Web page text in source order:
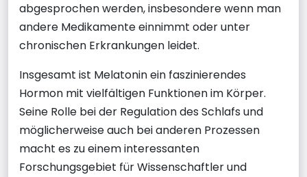
abgesprochen werden, insbesondere wenn man
andere Medikamente einnimmt oder unter
chronischen Erkrankungen leidet.
Insgesamt ist Melatonin ein faszinierendes
Hormon mit vielfältigen Funktionen im Körper.
Seine Rolle bei der Regulation des Schlafs und
möglicherweise auch bei anderen Prozessen
macht es zu einem interessanten
Forschungsgebiet für Wissenschaftler und